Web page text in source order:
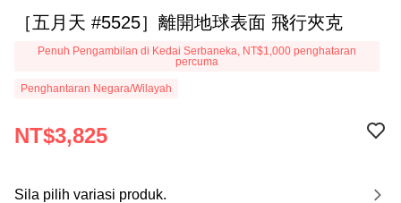
［五月天 #5525］離開地球表面 飛行夾克
Penuh Pengambilan di Kedai Serbaneka, NT$1,000 penghataran
percuma
Penghantaran Negara/Wilayah
NT$3,825
Sila pilih variasi produk.